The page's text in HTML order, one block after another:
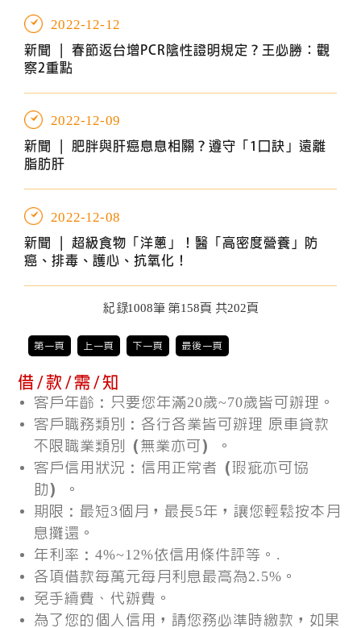
2022-12-12
新聞 |春節返台增PCR陰性證明規定？王必勝：觀
察2重點
2022-12-09
新聞 | 肥胖與肝癌息息相關？遵守「1口訣」遠離
脂肪肝
2022-12-08
新聞 |超級食物「洋蔥」！醫「高密度營養」防
癌、排毒、護心、抗氧化！
紀錄1008筆 第158頁 共202頁
第一頁 上一頁 下一頁 最後一頁
借 / 款 / 需 / 知
客戶年齡：只要您年滿20歲~70歲皆可辦理。
客戶職務類別：各行各業皆可辦理 原車貸款
不限職業類別（無業亦可）。
客戶信用狀況：信用正常者（瑕疵亦可協
助）。
期限：最短3個月，最長5年，讓您輕鬆按本月
息攤還。
年利率：4%~12%依信用條件評等。.
各項借款每萬元每月利息最高為2.5%。
免手續費、代辦費。
為了您的個人信用，請您務必準時繳款，如果